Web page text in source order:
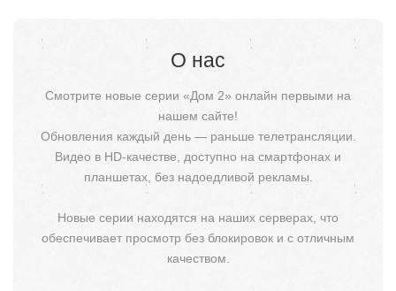
О нас
Смотрите новые серии «Дом 2» онлайн первыми на
нашем сайте!
Обновления каждый день — раньше телетрансляции.
Видео в HD-качестве, доступно на смартфонах и
планшетах, без надоедливой рекламы.
Новые серии находятся на наших серверах, что
обеспечивает просмотр без блокировок и с отличным
качеством.